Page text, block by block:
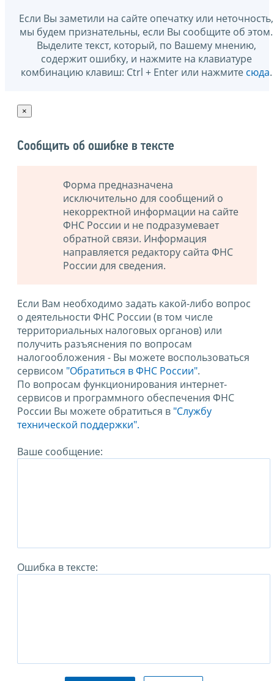
Если Вы заметили на сайте опечатку или неточность,
мы будем признательны, если Вы сообщите об этом.
Выделите текст, который, по Вашему мнению,
содержит ошибку, и нажмите на клавиатуре
комбинацию клавиш: Ctrl + Enter или нажмите сюда.
×
Сообщить об ошибке в тексте
Форма предназначена
исключительно для сообщений о
некорректной информации на сайте
ФНС России и не подразумевает
обратной связи. Информация
направляется редактору сайта ФНС
России для сведения.
Если Вам необходимо задать какой-либо вопрос
о деятельности ФНС России (в том числе
территориальных налоговых органов) или
получить разъяснения по вопросам
налогообложения - Вы можете воспользоваться
сервисом "Обратиться в ФНС России".
По вопросам функционирования интернет-
сервисов и программного обеспечения ФНС
России Вы можете обратиться в "Службу
технической поддержки".
Ваше сообщение:
Ошибка в тексте: